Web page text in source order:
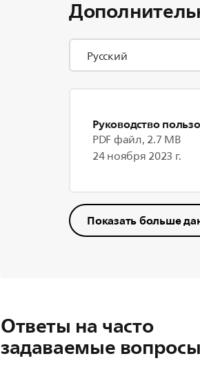
Руководство
PDF файл, 2.7 MB
24 ноября 2023 г.
Показать больше
Ответы на часто
задаваемые вопросы